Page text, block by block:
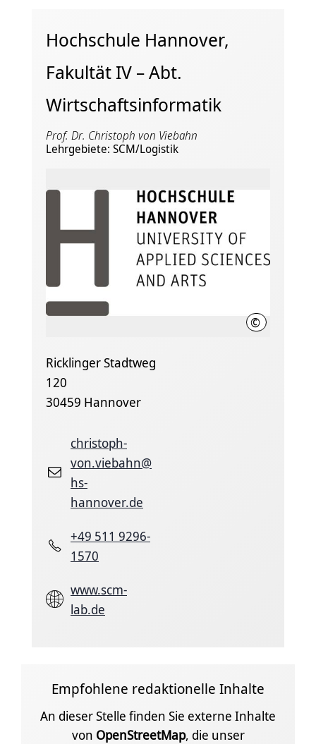
Hochschule Hannover,
Fakultät IV – Abt.
Wirtschaftsinformatik
Prof. Dr. Christoph von Viebahn
Lehrgebiete: SCM/Logistik
© Hochschule
Ricklinger Stadtweg
120
30459 Hannover
christoph-
von.viebahn@
hs-
hannover.de
+49 511 9296-
1570
www.scm-
lab.de
Empfohlene redaktionelle Inhalte
An dieser Stelle finden Sie externe Inhalte
von OpenStreetMap, die unser